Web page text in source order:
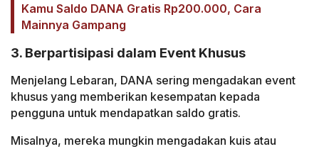
Kamu Saldo DANA Gratis Rp200.000, Cara
Mainnya Gampang
3. Berpartisipasi dalam Event Khusus
Menjelang Lebaran, DANA sering mengadakan event
khusus yang memberikan kesempatan kepada
pengguna untuk mendapatkan saldo gratis.
Misalnya, mereka mungkin mengadakan kuis atau